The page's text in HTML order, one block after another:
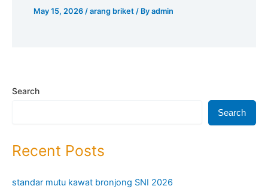
May 15, 2026/arang briket / Byadmin
Search
Search
Recent Posts
standar mutu kawat bronjong SNI 2026